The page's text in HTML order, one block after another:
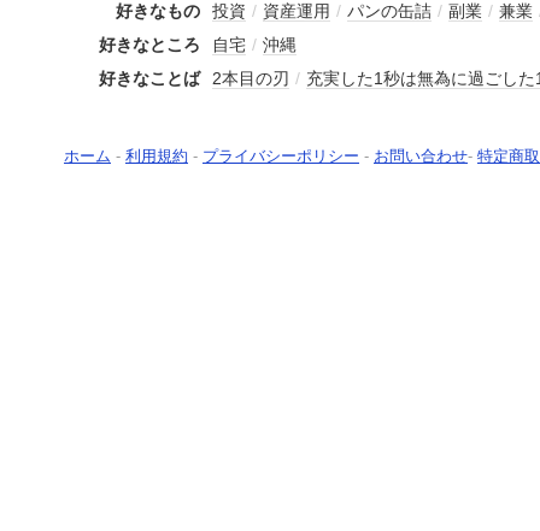
好きなもの
投資 / 資産運用 / パンの缶詰 / 副業 / 兼業
好きなところ
自宅 / 沖縄
好きなことば
2本目の刃 / 充実した1秒は無為に過ごし
ホーム - 利用規約 - プライバシーポリシー - お問い合わせ- 特定商